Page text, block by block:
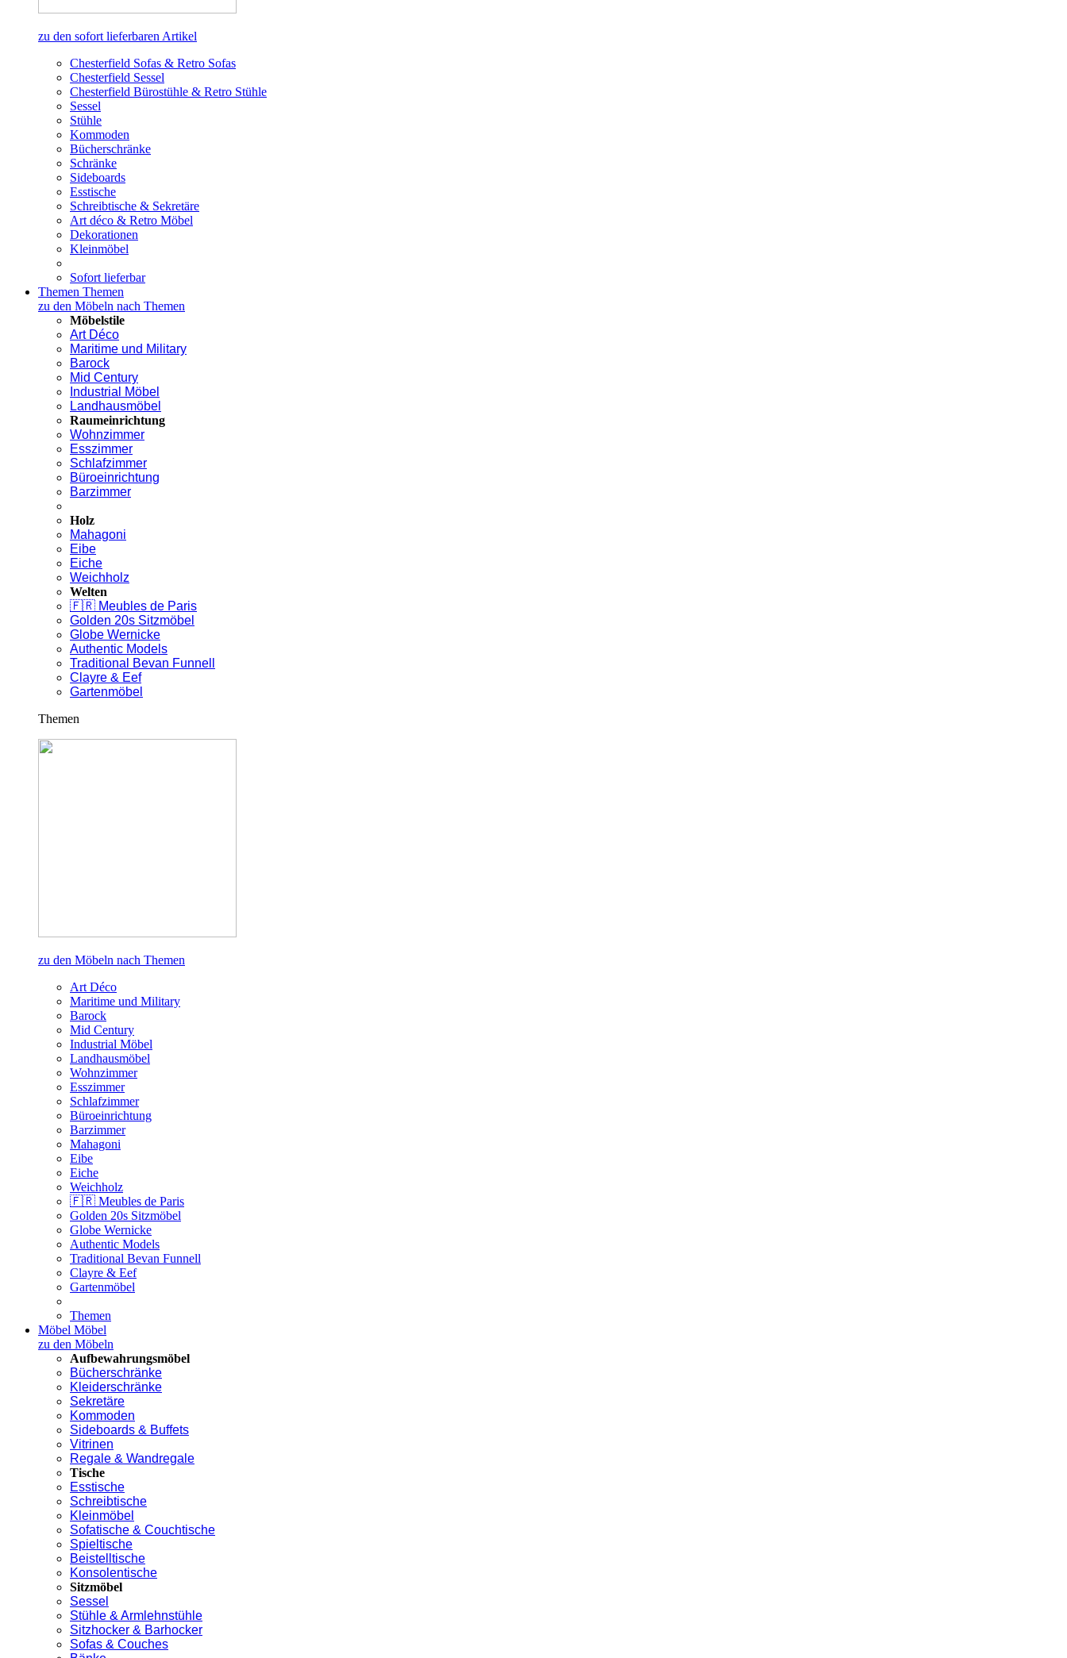
zu den sofort lieferbaren Artikel
Chesterfield Sofas & Retro Sofas
Chesterfield Sessel
Chesterfield Bürostühle & Retro Stühle
Sessel
Stühle
Kommoden
Bücherschränke
Schränke
Sideboards
Esstische
Schreibtische & Sekretäre
Art déco & Retro Möbel
Dekorationen
Kleinmöbel
Sofort lieferbar
Themen Themen
zu den Möbeln nach Themen
Möbelstile
Art Déco
Maritime und Military
Barock
Mid Century
Industrial Möbel
Landhausmöbel
Raumeinrichtung
Wohnzimmer
Esszimmer
Schlafzimmer
Büroeinrichtung
Barzimmer
Holz
Mahagoni
Eibe
Eiche
Weichholz
Welten
🇫🇷 Meubles de Paris
Golden 20s Sitzmöbel
Globe Wernicke
Authentic Models
Traditional Bevan Funnell
Clayre & Eef
Gartenmöbel
Themen
zu den Möbeln nach Themen
Art Déco
Maritime und Military
Barock
Mid Century
Industrial Möbel
Landhausmöbel
Wohnzimmer
Esszimmer
Schlafzimmer
Büroeinrichtung
Barzimmer
Mahagoni
Eibe
Eiche
Weichholz
🇫🇷 Meubles de Paris
Golden 20s Sitzmöbel
Globe Wernicke
Authentic Models
Traditional Bevan Funnell
Clayre & Eef
Gartenmöbel
Themen
Möbel Möbel
zu den Möbeln
Aufbewahrungsmöbel
Bücherschränke
Kleiderschränke
Sekretäre
Kommoden
Sideboards & Buffets
Vitrinen
Regale & Wandregale
Tische
Esstische
Schreibtische
Kleinmöbel
Sofatische & Couchtische
Spieltische
Beistelltische
Konsolentische
Sitzmöbel
Sessel
Stühle & Armlehnstühle
Sitzhocker & Barhocker
Sofas & Couches